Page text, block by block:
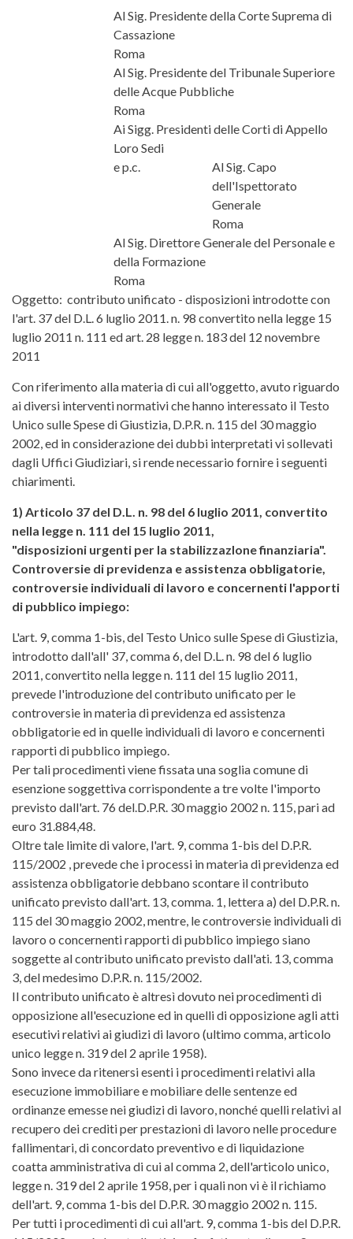
Al Sig. Presidente della Corte Suprema di
Cassazione
Roma
Al Sig. Presidente del Tribunale Superiore
delle Acque Pubbliche
Roma
Ai Sigg. Presidenti delle Corti di Appello
Loro Sedi
e p.c.
Al Sig. Capo
dell'Ispettorato
Generale
Roma
Al Sig. Direttore Generale del Personale e
della Formazione
Roma
Oggetto: contributo unificato - disposizioni introdotte con
l'art. 37 del D.L. 6 luglio 2011. n. 98 convertito nella legge 15
luglio 2011 n. 111 ed art. 28 legge n. 183 del 12 novembre
2011
Con riferimento alla materia di cui all'oggetto, avuto riguardo
ai diversi interventi normativi che hanno interessato il Testo
Unico sulle Spese di Giustizia, D.P.R. n. 115 del 30 maggio
2002, ed in considerazione dei dubbi interpretati vi sollevati
dagli Uffici Giudiziari, si rende necessario fornire i seguenti
chiarimenti.
1) Articolo 37 del D.L. n. 98 del 6 luglio 2011, convertito
nella legge n. 111 del 15 luglio 2011,
"disposizioni urgenti per la stabilizzazlone finanziaria".
Controversie di previdenza e assistenza obbligatorie,
controversie individuali di lavoro e concernenti l'apporti
di pubblico impiego:
L'art. 9, comma 1-bis, del Testo Unico sulle Spese di Giustizia,
introdotto dall'all' 37, comma 6, del D.L. n. 98 del 6 luglio
2011, convertito nella legge n. 111 del 15 luglio 2011,
prevede l'introduzìone del contributo unificato per le
controversie in materia di previdenza ed assistenza
obbligatorie ed in quelle individuali di lavoro e concernenti
rapporti di pubblico impiego.
Per tali procedimenti viene fissata una soglia comune di
esenzione soggettiva corrispondente a tre volte l'importo
previsto dall'art. 76 del.D.P.R. 30 maggio 2002 n. 115, pari ad
euro 31.884,48.
Oltre tale limite di valore, l'art. 9, comma 1-bis del D.P.R.
115/2002 , prevede che i processi in materia di previdenza ed
assistenza obbligatorie debbano scontare il contributo
unificato previsto dall'art. 13, comma. 1, lettera a) del D.P.R. n.
115 del 30 maggio 2002, mentre, le controversie individuali di
lavoro o concernenti rapporti di pubblico impiego siano
soggette al contributo unificato previsto dall'ati. 13, comma
3, del medesimo D.P.R. n. 115/2002.
Il contributo unificato è altresì dovuto nei procedimenti di
opposizione all'esecuzione ed in quelli di opposizione agli atti
esecutivi relativi ai giudizi di lavoro (ultimo comma, articolo
unico legge n. 319 del 2 aprile 1958).
Sono invece da ritenersi esenti i procedimenti relativi alla
esecuzione immobiliare e mobiliare delle sentenze ed
ordinanze emesse nei giudizi di lavoro, nonché quelli relativi al
recupero dei crediti per prestazioni di lavoro nelle procedure
fallimentari, di concordato preventivo e di liquidazione
coatta amministrativa di cui al comma 2, dell'articolo unico,
legge n. 319 del 2 aprile 1958, per i quali non vi è il richiamo
dell'art. 9, comma 1-bis del D.P.R. 30 maggio 2002 n. 115.
Per tutti i procedimenti di cui all'art. 9, comma 1-bis del D.P.R.